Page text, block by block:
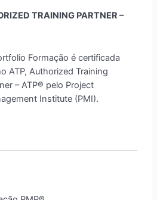
TRAINING PARTNER –
Formação é certificada
ATP, Authorized Training
– ATP® pelo Project
Institute (PMI).